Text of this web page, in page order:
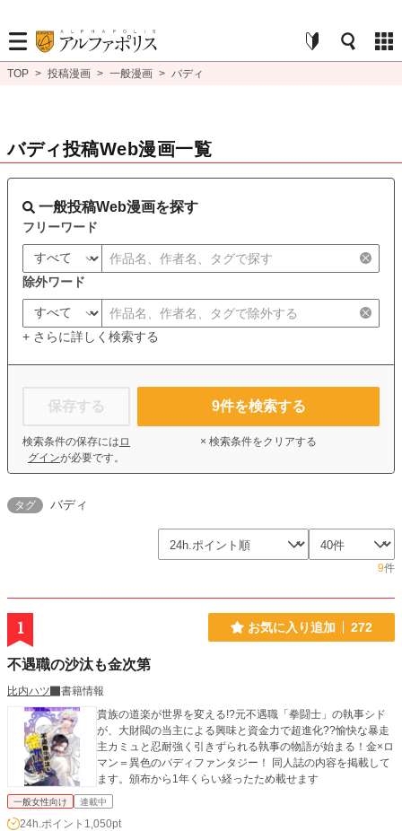
TOP > 投稿漫画 > 一般漫画 > バディ
バディ投稿Web漫画一覧
一般投稿Web漫画を探す
フリーワード
除外ワード
+ さらに詳しく検索する
保存する
検索条件の保存には ロ
グインが必要です。
9件を検索する
× 検索条件をクリアする
タグ バディ
9件
1 お気に入り追加 272
不遇職の沙汰も金次第
比内ハツ
書籍情報
貴族の道楽が世界を変える!?元不遇職「拳闘士」の執事シド
が、大財閥の当主による興味と資金力で超進化??愉快な暴走
主カミュと忍耐強く引きずられる執事の物語が始まる！金×ロ
マン＝異色のバディファンタジー！ 同人誌の内容を掲載して
ます。頒布から1年くらい経ったため載せます
一般女性向け 連載中
24h.ポイント 1,050pt